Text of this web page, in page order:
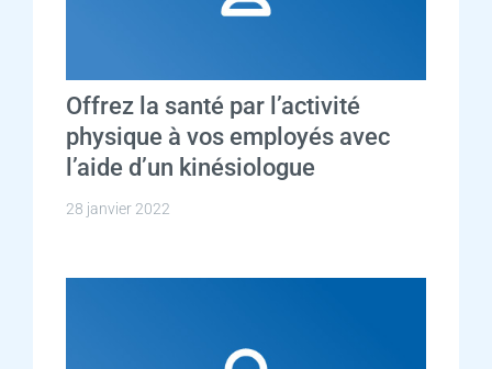
Offrez la santé par l’activité
physique à vos employés avec
l’aide d’un kinésiologue
28 janvier 2022